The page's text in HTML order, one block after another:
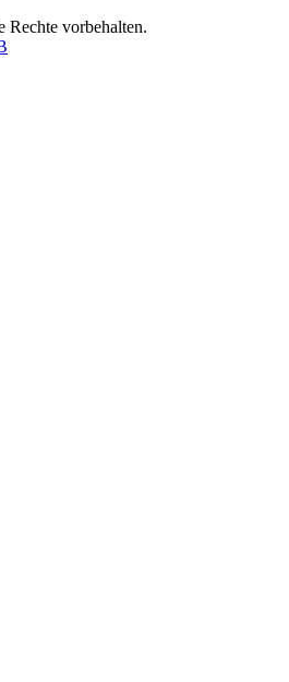
Rechte vorbehalten.